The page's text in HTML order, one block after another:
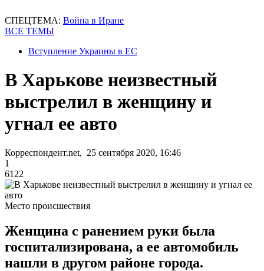
СПЕЦТЕМА: Война в Иране
ВСЕ ТЕМЫ
Вступление Украины в ЕС
В Харькове неизвестный
выстрелил в женщину и
угнал ее авто
Корреспондент.net, 25 сентября 2020, 16:46
1
6122
Место происшествия
Женщина с ранением руки была
госпитализирована, а ее автомобиль
нашли в другом районе города.